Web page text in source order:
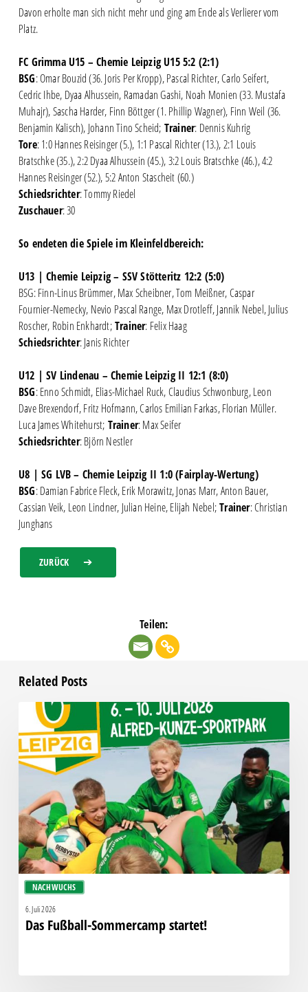
Davon erholte man sich nicht mehr und ging am Ende als Verlierer vom
Platz.
FC Grimma U15 – Chemie Leipzig U15 5:2 (2:1)
BSG: Omar Bouzid (36. Joris Per Kropp), Pascal Richter, Carlo Seifert,
Cedric Ihbe, Dyaa Alhussein, Ramadan Gashi, Noah Monien (33. Mustafa
Muhajr), Sascha Harder, Finn Böttger (1. Phillip Wagner), Finn Weil (36.
Benjamin Kalisch), Johann Tino Scheid; Trainer: Dennis Kuhrig
Tore: 1:0 Hannes Reisinger (5.), 1:1 Pascal Richter (13.), 2:1 Louis
Bratschke (35.), 2:2 Dyaa Alhussein (45.), 3:2 Louis Bratschke (46.), 4:2
Hannes Reisinger (52.), 5:2 Anton Stascheit (60.)
Schiedsrichter: Tommy Riedel
Zuschauer: 30
So endeten die Spiele im Kleinfeldbereich:
U13 | Chemie Leipzig – SSV Stötteritz 12:2 (5:0)
BSG: Finn-Linus Brümmer, Max Scheibner, Tom Meißner, Caspar
Fournier-Nemecky, Nevio Pascal Range, Max Drotleff, Jannik Nebel, Julius
Roscher, Robin Enkhardt;Trainer: Felix Haag
Schiedsrichter: Janis Richter
U12 | SV Lindenau – Chemie Leipzig II 12:1 (8:0)
BSG: Enno Schmidt, Elias-Michael Ruck, Claudius Schwonburg, Leon
Dave Brexendorf, Fritz Hofmann, Carlos Emilian Farkas, Florian Müller.
Luca James Whitehurst; Trainer: Max Seifer
Schiedsrichter: Björn Nestler
U8 | SG LVB – Chemie Leipzig II 1:0 (Fairplay-Wertung)
BSG: Damian Fabrice Fleck, Erik Morawitz, Jonas Marr, Anton Bauer,
Cassian Veik, Leon Lindner, Julian Heine, Elijah Nebel;Trainer: Christian
Junghans
ZURÜCK
Teilen:
Related Posts
NACHWUCHS
Fußball-
Sommercamp
startet!
6. Juli 2026
Das Fußball-Sommercamp startet!